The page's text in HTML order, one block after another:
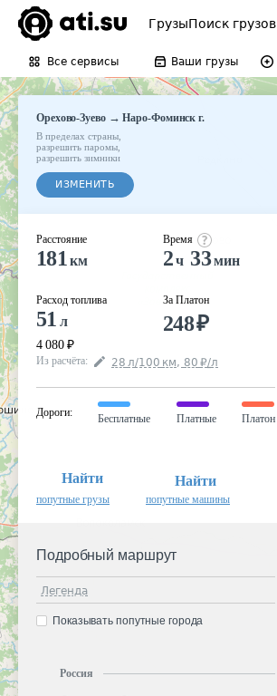
ГрузыПоиск грузов
Все сервисы Ваши грузы
Орехово-Зуево→Наро-Фоминск г.
В пределах страны
разрешить паромы
разрешить зимники
ИЗМЕНИТЬ
Расстояние
181 км
Расход топлива
51 л
4 080 ₽
Время
2 ч 33мин
За Платон
248₽
Из расчёта: 28 л/100 км, 80 ₽/л
Дороги:
Бесплатные Платные Платон
Найти
попутные грузы
Найти
попутные машины
Подробный маршрут
Легенда
Показывать попутные города
Россия